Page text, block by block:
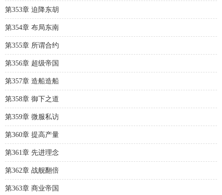
第353章 迫降东胡
第354章 布局东南
第355章 所谓合约
第356章 超级帝国
第357章 造船造船
第358章 御下之道
第359章 微服私访
第360章 提高产量
第361章 先进理念
第362章 战舰翻倍
第363章 商业帝国